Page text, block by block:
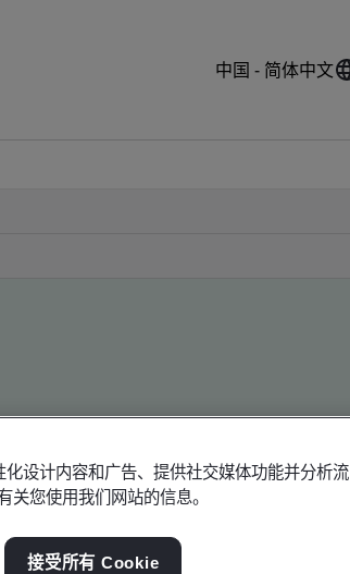
中国 - 简体中文
设计内容和广告、提供社交媒体功能并分析流
您使用我们网站的信息。
接受所有 Cookie